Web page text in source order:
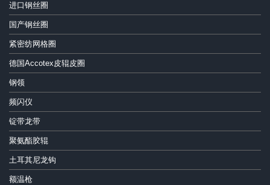
进口钢丝圈
国产钢丝圈
紧密纺网格圈
德国Accotex皮辊皮圈
钢领
频闪仪
锭带龙带
聚氨酯胶辊
土耳其尼龙钩
额温枪